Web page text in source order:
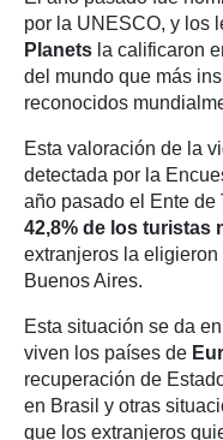
por la UNESCO, y los
Planets la calificaron
del mundo que más
reconocidos
Esta valoración de la
detectada por la
año pasado el Ente de
42,8% de los turistas
extranjeros la
Buenos Aires.
Esta situación se da
viven los países de
recuperación de
en Brasil y otras
que los extranjeros